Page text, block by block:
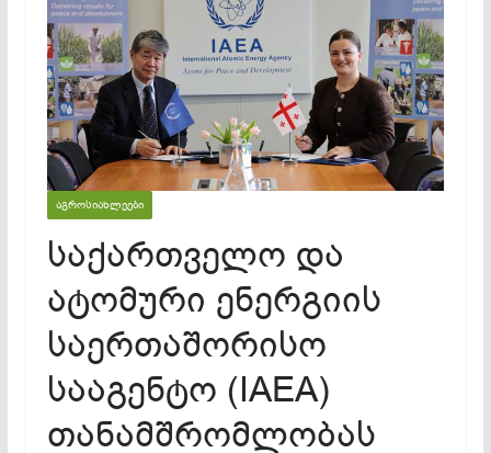
ᲐᲒᲠᲝᲡᲘᲐᲮᲚᲔᲔᲑᲘ
საქართველო და
ატომური ენერგიის
საერთაშორისო
სააგენტო (IAEA)
თანამშრომლობას